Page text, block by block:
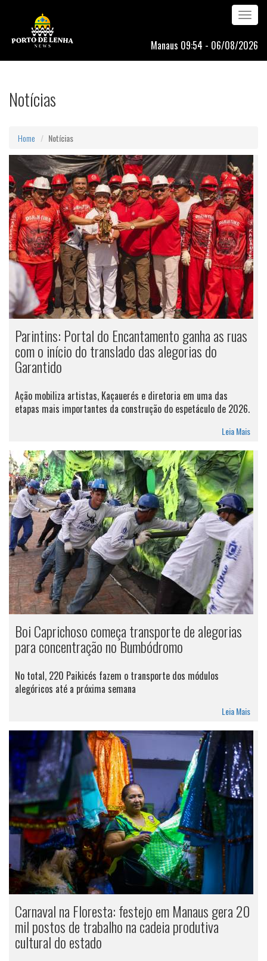
Toggle
navigation
Manaus 09:54 - 06/08/2026
Notícias
Home Notícias
Parintins: Portal do Encantamento ganha as ruas
com o início do translado das alegorias do
Garantido
Ação mobiliza artistas, Kaçauerés e diretoria em uma das
etapas mais importantes da construção do espetáculo de 2026.
Leia Mais
Boi Caprichoso começa transporte de alegorias
para concentração no Bumbódromo
No total, 220 Paikicés fazem o transporte dos módulos
alegóricos até a próxima semana
Leia Mais
Carnaval na Floresta: festejo em Manaus gera 20
mil postos de trabalho na cadeia produtiva
cultural do estado